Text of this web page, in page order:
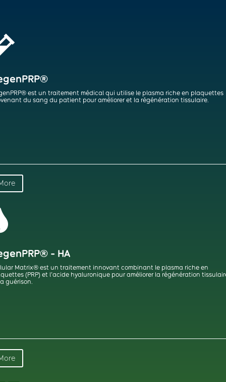
est un traitement médical qui utilise le plasma riche en plaquettes
du sang du patient pour améliorer et la régénération tissulaire.
- HA
Matrix® est un traitement innovant combinant le plasma riche en
(PRP) et l’acide hyaluronique pour améliorer la régénération
guérison.